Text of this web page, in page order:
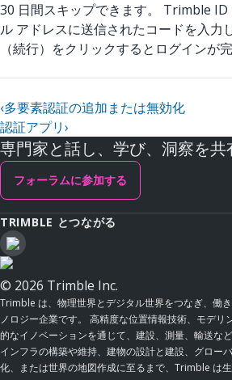
30 日間スキップできます。 Trimble ID
ル アドレスに送信されたコードを入力
（続行）をクリックするとログインが完
‹多要素認証の追加または無効化
認証アプリ›
専門家と話し、学び、洞察を共
フォーラムに参加する
TRIMBLE とつながる
© 2026 Trimble Inc.
Trimble は、物理世界とデジタル世界をつなぎ、働
ノロジー企業です。 高精度な位置情報技術、モデリ
的なイノベーションを通じて、建設、測量、輸送な
インフラの構築や維持、建物の設計と建設、グロー
化、または世界の地図作成に至るまで、Trimble は